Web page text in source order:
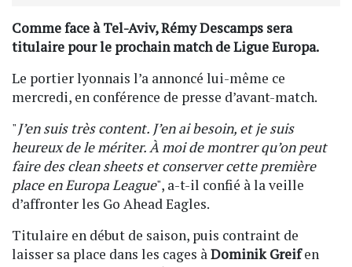
Comme face à Tel-Aviv, Rémy Descamps sera
titulaire pour le prochain match de Ligue Europa.
Le portier lyonnais l’a annoncé lui-même ce
mercredi, en conférence de presse d’avant-match.
"J’en suis très content. J’en ai besoin, et je suis
heureux de le mériter. À moi de montrer qu’on peut
faire des clean sheets et conserver cette première
place en Europa League", a-t-il confié à la veille
d’affronter les Go Ahead Eagles.
Titulaire en début de saison, puis contraint de
laisser sa place dans les cages àDominik Greifen